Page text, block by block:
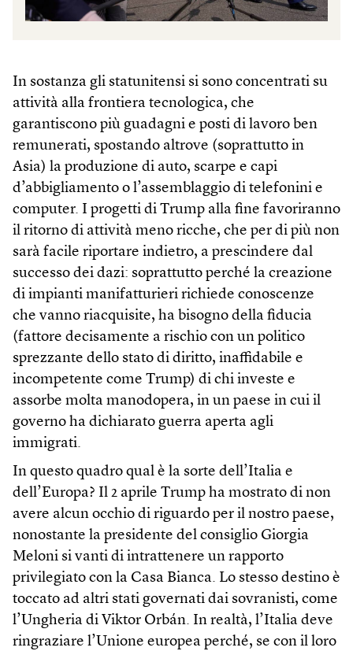
In sostanza gli statunitensi si sono concentrati su
attività alla frontiera tecnologica, che
garantiscono più guadagni e posti di lavoro ben
remunerati, spostando altrove (soprattutto in
Asia) la produzione di auto, scarpe e capi
d’abbigliamento o l’assemblaggio di telefonini e
computer. I progetti di Trump alla fine favoriranno
il ritorno di attività meno ricche, che per di più non
sarà facile riportare indietro, a prescindere dal
successo dei dazi: soprattutto perché la creazione
di impianti manifatturieri richiede conoscenze
che vanno riacquisite, ha bisogno della fiducia
(fattore decisamente a rischio con un politico
sprezzante dello stato di diritto, inaffidabile e
incompetente come Trump) di chi investe e
assorbe molta manodopera, in un paese in cui il
governo ha dichiarato guerra aperta agli
immigrati.
In questo quadro qual è la sorte dell’Italia e
dell’Europa? Il 2 aprile Trump ha mostrato di non
avere alcun occhio di riguardo per il nostro paese,
nonostante la presidente del consiglio Giorgia
Meloni si vanti di intrattenere un rapporto
privilegiato con la Casa Bianca. Lo stesso destino è
toccato ad altri stati governati dai sovranisti, come
l’Ungheria di Viktor Orbán. In realtà, l’Italia deve
ringraziare l’Unione europea perché, se con il loro